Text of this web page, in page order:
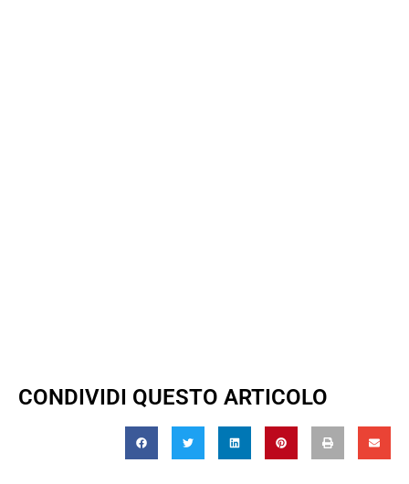
CONDIVIDI QUESTO ARTICOLO